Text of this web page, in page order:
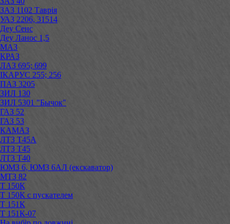
ЗАЗ 1102 Таврія
УАЗ 2206, 31514
Деу Сенс
Деу Ланос 1,5
МАЗ
КРАЗ
ЛАЗ 695; 699
ІКАРУС 255; 256
ПАЗ 3205
ЗИЛ 130
ЗИЛ 5301 "Бычок"
ГАЗ 52
ГАЗ 53
КАМАЗ
ЛТЗ Т45А
ЛТЗ Т45
ЛТЗ Т40
ЮМЗ 6, ЮМЗ 6АЛ (екскаватор)
МТЗ 82
Т 150К
Т 150К с пускателем
Т 151К
Т 151К-07